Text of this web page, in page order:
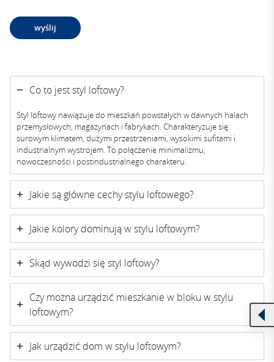
e
:
Co to jest styl loftowy?
Styl loftowy nawiązuje do mieszkań powstałych w dawnych halach
przemysłowych, magazynach i fabrykach. Charakteryzuje się
surowym klimatem, dużymi przestrzeniami, wysokimi sufitami i
industrialnym wystrojem. To połączenie minimalizmu,
nowoczesności i postindustrialnego charakteru.
Jakie są główne cechy stylu loftowego?
Jakie kolory dominują w stylu loftowym?
Skąd wywodzi się styl loftowy?
Czy można urządzić mieszkanie w bloku w stylu
loftowym?
Jak urządzić dom w stylu loftowym?